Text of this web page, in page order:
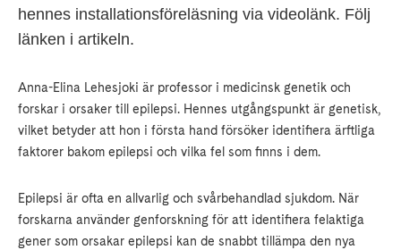
hennes installationsföreläsning via videolänk. Följ
länken i artikeln.
Anna-Elina Lehesjoki är professor i medicinsk genetik och
forskar i orsaker till epilepsi. Hennes utgångspunkt är genetisk,
vilket betyder att hon i första hand försöker identifiera ärftliga
faktorer bakom epilepsi och vilka fel som finns i dem.
Epilepsi är ofta en allvarlig och svårbehandlad sjukdom. När
forskarna använder genforskning för att identifiera felaktiga
gener som orsakar epilepsi kan de snabbt tillämpa den nya